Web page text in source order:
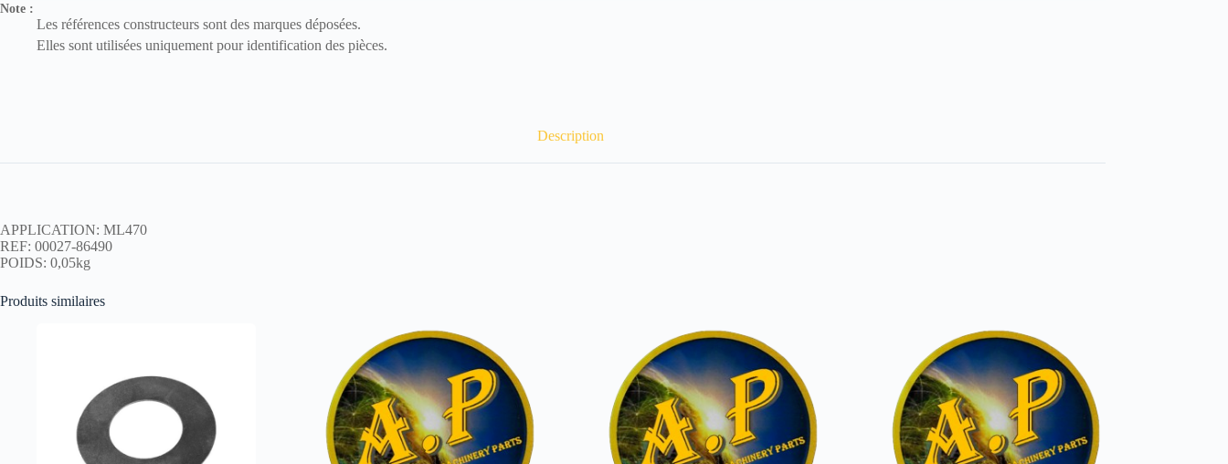
Note :
Les références constructeurs sont des marques déposées.
Elles sont utilisées uniquement pour identification des pièces.
Description
APPLICATION: ML470
REF: 00027-86490
POIDS: 0,05kg
Produits similaires